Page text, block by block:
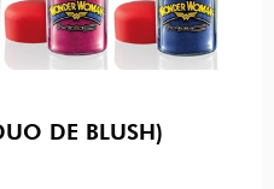
DE BLUSH)